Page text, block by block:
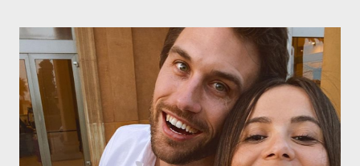
peluquería del grupo.Justo hace unos días Carol Pagés nos
contaba detalles del homenaje en Actualida Rosa en RCE
radio,en el programa que presento todos los jueves de 17 a 18
horas . Carolina y Quionia Pagés Carolina Pagés La cita ,en el
Museu Marítim de BCN ,en las Drassanes reunió a figuras
destacadas del sector,así como clientes, autoridades y medios